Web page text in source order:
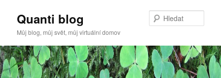
Quanti blog
Můj blog, můj svět, můj virtuální domov